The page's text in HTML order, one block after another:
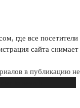
где все
сайта
в публикацию